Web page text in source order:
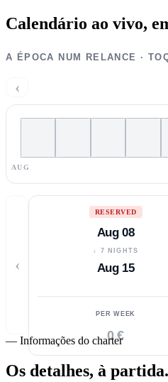
Calendário ao vivo,
A ÉPOCA NUM RELANCE ·
‹
AUG
‹
RESERVED
Aug 08
↓ 7 NIGHTS
Aug 15
PER WEEK
0 €
— Informações do charter
Os detalhes, à partida.